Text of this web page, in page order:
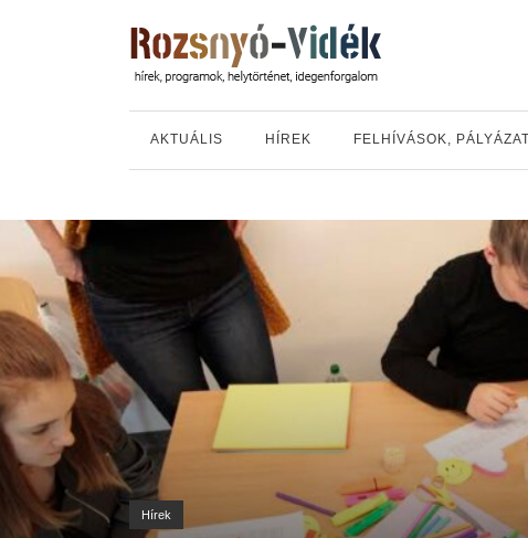
AKTUÁLIS HÍREK FELHÍVÁSOK,
Hírek